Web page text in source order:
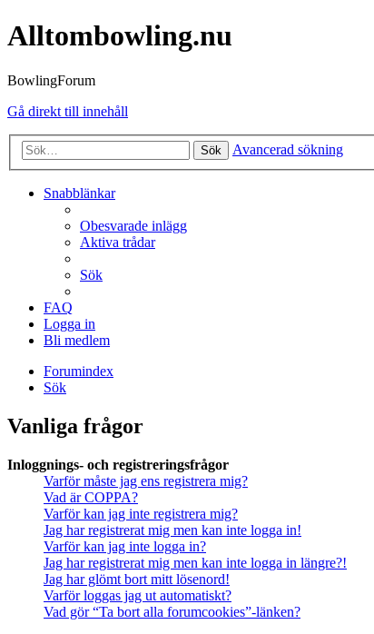
Alltombowling.nu
BowlingForum
Gå direkt till innehåll
Sök Avancerad sökning
Snabblänkar
Obesvarade inlägg
Aktiva trådar
Sök
FAQ
Logga in
Bli medlem
Forumindex
Sök
Vanliga frågor
Inloggnings- och registreringsfrågor
Varför måste jag ens registrera mig?
Vad är COPPA?
Varför kan jag inte registrera mig?
Jag har registrerat mig men kan inte logga in!
Varför kan jag inte logga in?
Jag har registrerat mig men kan inte logga in längre?!
Jag har glömt bort mitt lösenord!
Varför loggas jag ut automatiskt?
Vad gör “Ta bort alla forumcookies”-länken?